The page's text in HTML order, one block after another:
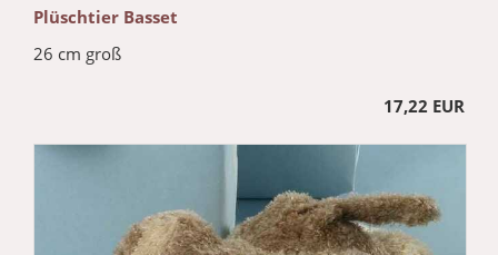
Plüschtier Basset
26 cm groß
17,22 EUR